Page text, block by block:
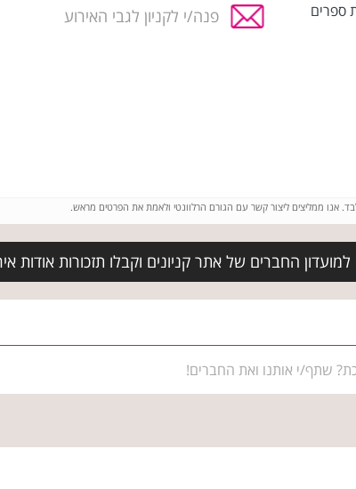
פנה/י לקניון לגבי האירוע
אנו ממליצים ליצור קשר עם הגורם הרלוונטי ולאמת את הפרטים מראש.
החברים של אתר קניונים וקבלו תזכורות אודות
שתף/י אותנו ואת החברים!